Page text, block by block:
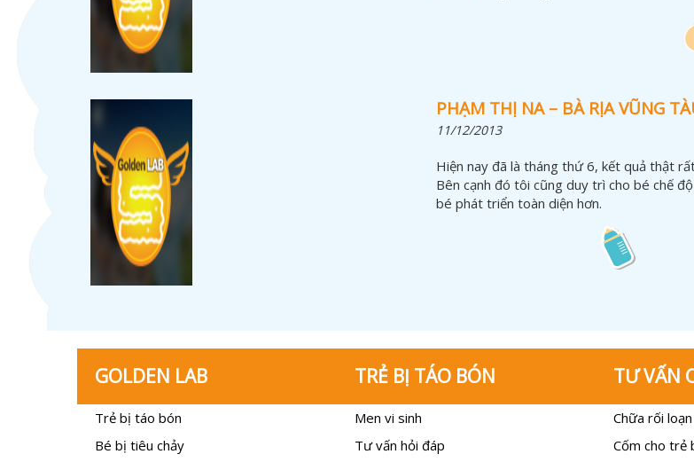
PHẠM THỊ NA – BÀ RỊA VŨNG
11/12/2013
Hiện nay đã là tháng thứ 6, kết quả thật
Bên cạnh đó tôi cũng duy trì cho bé chế
bé phát triển toàn diện hơn.
GOLDEN LAB
Trẻ bị táo bón
Bé bị tiêu chảy
TRẺ BỊ TÁO BÓN
Men vi sinh
Tư vấn hỏi đáp
TƯ VẤN
Chữa rối
Cốm cho trẻ